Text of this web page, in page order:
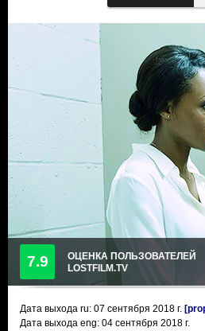
7.9
ОЦЕНКА ПОЛЬЗОВАТЕЛЕЙ
LOSTFILM.TV
Дата выхода ru: 07 сентября 2018 г.
Дата выхода eng: 04 сентября 2018 г.